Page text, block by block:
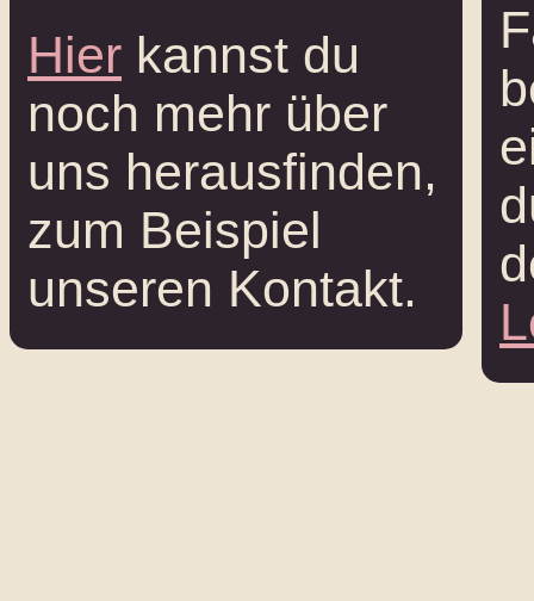
Hier kannst du
noch mehr über
uns herausfinden,
zum Beispiel
unseren Kontakt.